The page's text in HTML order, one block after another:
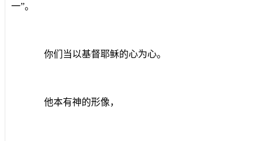
一”。
你们当以基督耶稣的心为心。
他本有神的形像，